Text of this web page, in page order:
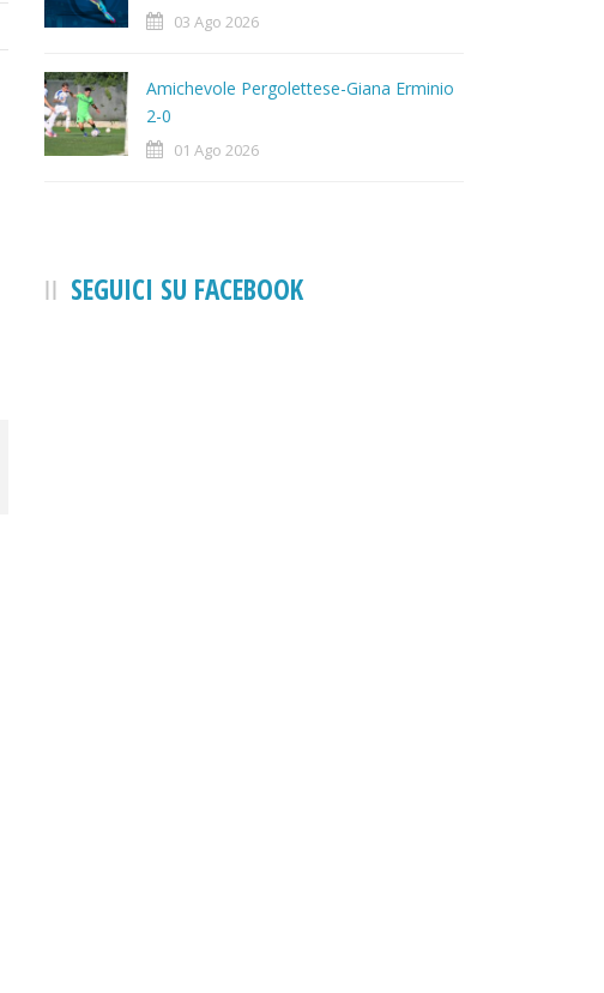
03 Ago 2026
Amichevole Pergolettese-Giana Erminio
2-0
01 Ago 2026
SEGUICI SU FACEBOOK